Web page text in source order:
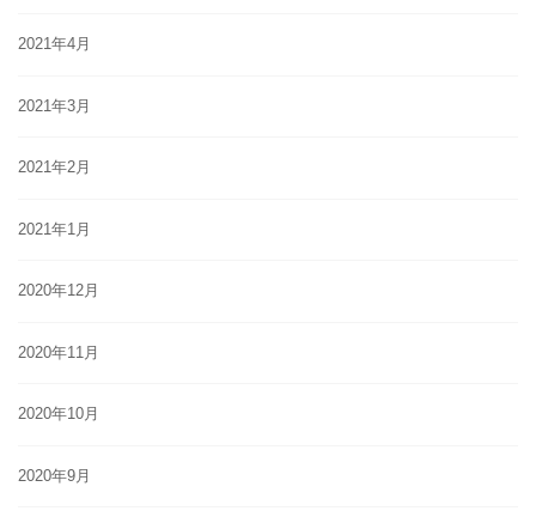
2021年4月
2021年3月
2021年2月
2021年1月
2020年12月
2020年11月
2020年10月
2020年9月